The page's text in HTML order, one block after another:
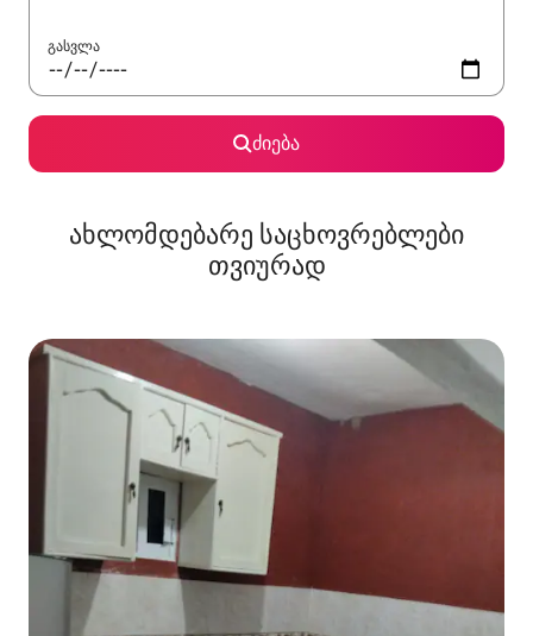
გასვლა
ძიება
ახლომდებარე საცხოვრებლები
თვიურად